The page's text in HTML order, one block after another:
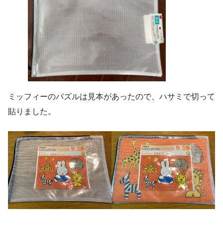
ミッフィーのパズルは見本があったので、ハサミで切って
貼りました。